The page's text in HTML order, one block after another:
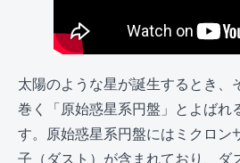
太陽のような星が誕生するとき、
巻く「原始惑星系円盤」とよばれ
す。原始惑星系円盤にはミクロン
子（ダスト）が含まれており、ダ